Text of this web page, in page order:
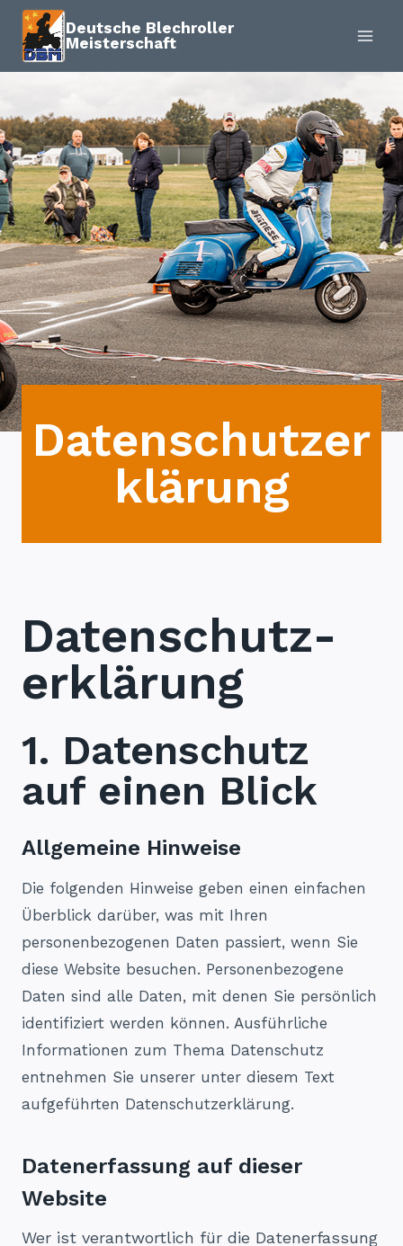
Zum
Inhalt
springen
Deutsche Blechroller
Meisterschaft
Datenschutzer
klärung
Datenschutz­
erklärung
1. Datenschutz
auf einen Blick
Allgemeine Hinweise
Die folgenden Hinweise geben einen einfachen
Überblick darüber, was mit Ihren
personenbezogenen Daten passiert, wenn Sie
diese Website besuchen. Personenbezogene
Daten sind alle Daten, mit denen Sie persönlich
identifiziert werden können. Ausführliche
Informationen zum Thema Datenschutz
entnehmen Sie unserer unter diesem Text
aufgeführten Datenschutzerklärung.
Datenerfassung auf dieser
Website
Wer ist verantwortlich für die Datenerfassung